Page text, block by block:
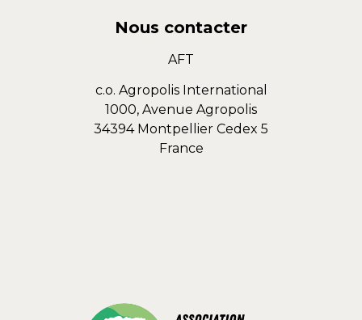
Nous contacter
AFT
c.o. Agropolis International
1000, Avenue Agropolis
34394 Montpellier Cedex 5
France